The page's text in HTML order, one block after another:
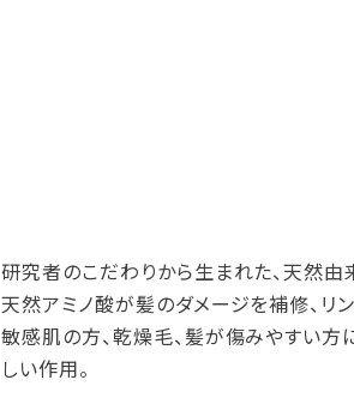
研究者のこだわりから生まれた、天然
天然アミノ酸が髪のダメージを補修、リ
敏感肌の方、乾燥毛、髪が傷みやすい方
しい作用。